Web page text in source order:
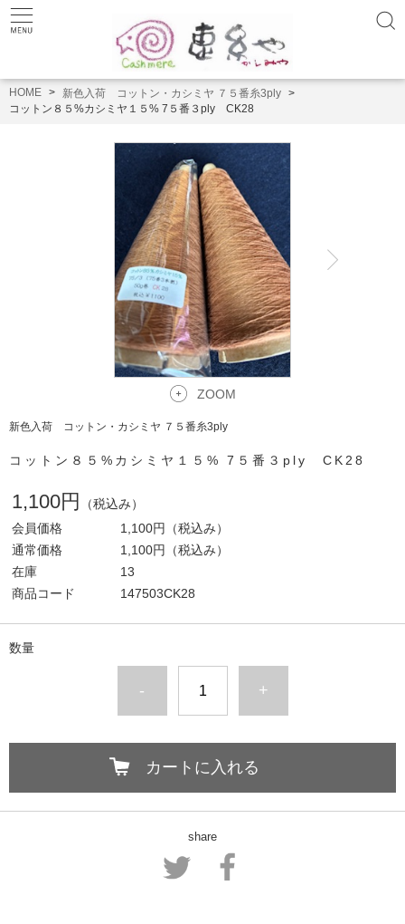
HOME
新色入荷 コットン・カシミヤ ７５番糸3ply
コットン８５%カシミヤ１５% 7５番３ply CK28
ZOOM
新色入荷 コットン・カシミヤ ７５番糸3ply
コットン８５%カシミヤ１５% 7５番３ply CK28
1,100円
（税込み）
会員価格
1,100円
（税込み）
通常価格
1,100円
（税込み）
在庫
13
商品コード
147503CK28
数量
- +
カートに入れる
share